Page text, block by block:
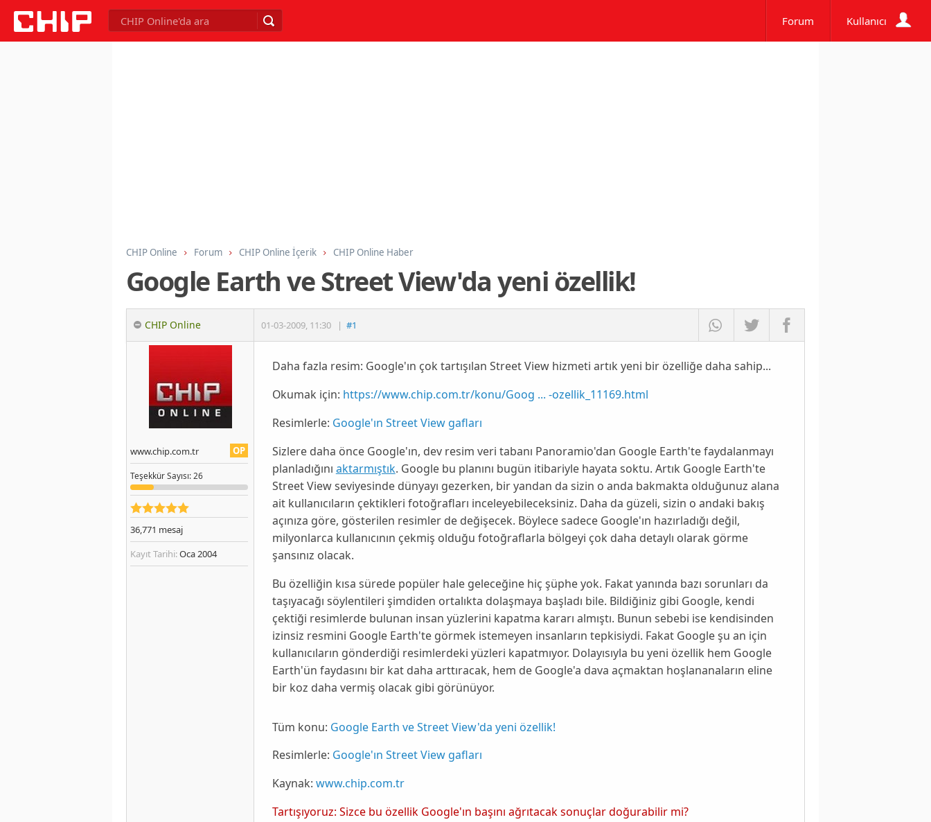
Forum Kullanıcı
CHIP Online Forum CHIP Online İçerik CHIP Online Haber
Google Earth ve Street View'da yeni özellik!
CHIP Online 01-03-2009, 11:30 | #1
OP
www.chip.com.tr
TeşekkürSayısı: 26
36,771 mesaj
Kayıt Tarihi:Oca 2004
Daha fazla resim: Google'ın çok tartışılan Street View hizmeti artık yeni bir özelliğe daha sahip...
Okumak için: https://www.chip.com.tr/konu/Goog ... -ozellik_11169.html
Resimlerle: Google'ın Street View gafları
Sizlere daha önce Google'ın, dev resim veri tabanı Panoramio'dan Google Earth'te faydalanmayı
planladığını aktarmıştık. Google bu planını bugün itibariyle hayata soktu. Artık Google Earth'te
Street Viewseviyesinde dünyayı gezerken, bir yandan da sizin o anda bakmakta olduğunuz alana
ait kullanıcıların çektikleri fotoğrafları inceleyebileceksiniz. Daha da güzeli, sizin o andaki bakış
açınıza göre, gösterilen resimler de değişecek. Böylece sadece Google'ın hazırladığı değil,
milyonlarca kullanıcının çekmiş olduğu fotoğraflarla bölgeyi çok daha detaylı olarak görme
şansınız olacak.
Bu özelliğin kısa sürede popüler hale geleceğine hiç şüphe yok. Fakat yanında bazı sorunları da
taşıyacağı söylentileri şimdiden ortalıkta dolaşmaya başladı bile. Bildiğiniz gibi Google, kendi
çektiği resimlerde bulunan insan yüzlerini kapatma kararı almıştı. Bunun sebebi ise kendisinden
izinsiz resmini Google Earth'te görmek istemeyen insanların tepkisiydi. Fakat Googleşu an için
kullanıcıların gönderdiği resimlerdeki yüzleri kapatmıyor. Dolayısıyla bu yeni özellik hem Google
Earth'ün faydasını bir kat daha arttıracak, hem de Google'a dava açmaktan hoşlananaların eline
bir koz daha vermiş olacak gibi görünüyor.
Tüm konu: Google Earth ve Street View'da yeni özellik!
Resimlerle: Google'ın Street View gafları
Kaynak: www.chip.com.tr
Tartışıyoruz: Sizce bu özellik Google'ın başını ağrıtacak sonuçlar doğurabilir mi?